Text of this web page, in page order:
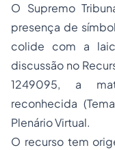
O Supremo
presença de
colide com a
discussão no
1249095, a
reconhecida
Plenário Virtual.
O recurso tem